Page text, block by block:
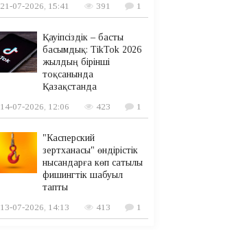
21-07-2026, 15:41
391 1
Қауіпсіздік – басты
басымдық: TikTok 2026
жылдың бірінші
тоқсанында
Қазақстанда
14-07-2026, 12:06
423 1
"Касперский
зертханасы" өндірістік
нысандарға көп сатылы
фишингтік шабуыл
тапты
13-07-2026, 14:13
413 1